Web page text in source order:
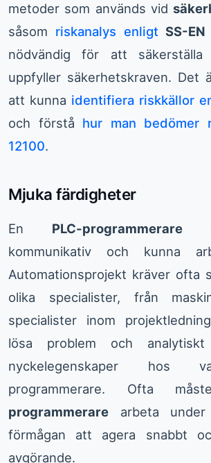
metoder som används vid
såsom riskanalys enligt SS-
nödvändig för att
uppfyller säkerhetskraven. Det
att kunna identifiera riskkällor
och förstå hur man bedömer
12100.
Mjuka färdigheter
En PLC-programmerare
kommunikativ och kunna
Automationsprojekt kräver ofta
olika specialister, från
specialister inom
lösa problem och
nyckelegenskaper hos
programmerare. Ofta
programmerare arbeta
förmågan att agera snabbt
avgörande.